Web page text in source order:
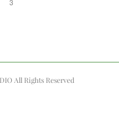
3
All Rights Reserved